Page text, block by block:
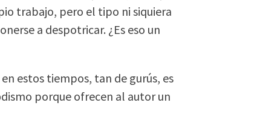
trabajo, pero el tipo ni siquiera
a despotricar. ¿Es eso un
estos tiempos, tan de gurús, es
porque ofrecen al autor un